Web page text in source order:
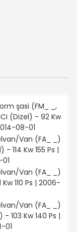
şasi (FM_ _,
(Dizel) - 92 Kw
08-01
Van (FA_ _)
- 114 Kw 155 Ps |
Van (FA_ _)
110 Ps | 2006-
Van (FA_ _)
103 Kw 140 Ps |
01